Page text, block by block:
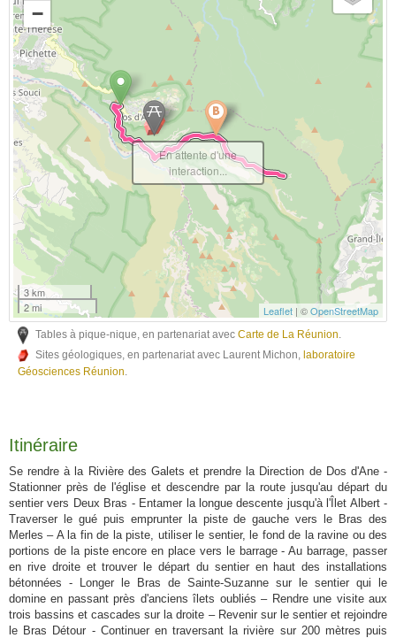
−
3 km
2 mi
Leaflet | ©OpenStreetMap
En attente d'une
interaction...
Tables à pique-nique, en partenariat avecCarte de La Réunion.
Sites géologiques, en partenariat avec Laurent Michon,
laboratoire
Géosciences Réunion
Itinéraire
Se rendre à la Rivière des Galets et prendre la Direction de Dos d'Ane -
Stationner près de l'église et descendre par la route jusqu'au départ du
sentier vers Deux Bras - Entamer la longue descente jusqu'à l'Îlet Albert -
Traverser le gué puis emprunter la piste de gauche vers le Bras des
Merles – A la fin de la piste, utiliser le sentier, le fond de la ravine ou des
portions de la piste encore en place vers le barrage - Au barrage, passer
en rive droite et trouver le départ du sentier en haut des installations
bétonnées - Longer le Bras de Sainte-Suzanne sur le sentier qui le
domine en passant près d'anciens îlets oubliés – Rendre une visite aux
trois bassins et cascades sur la droite – Revenir sur le sentier et rejoindre
le Bras Détour - Continuer en traversant la rivière sur 200 mètres puis